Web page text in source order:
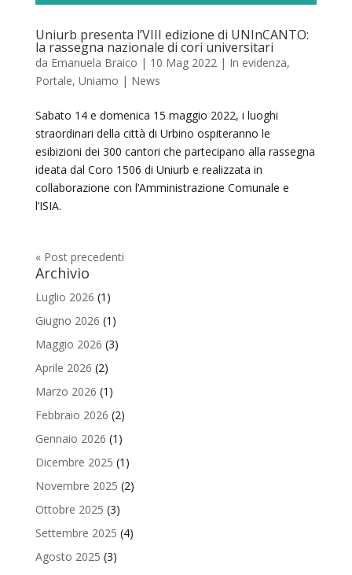
Uniurb presenta l’VIII edizione di UNInCANTO:
la rassegna nazionale di cori universitari
da Emanuela Braico | 10 Mag 2022| In evidenza,
Portale, Uniamo | News
Sabato 14 e domenica 15 maggio 2022, i luoghi
straordinari della città di Urbino ospiteranno le
esibizioni dei 300 cantori che partecipano alla rassegna
ideata dal Coro 1506 di Uniurb e realizzata in
collaborazione con l’Amministrazione Comunale e
l’ISIA.
« Post precedenti
Archivio
Luglio 2026 (1)
Giugno 2026 (1)
Maggio 2026 (3)
Aprile 2026 (2)
Marzo 2026 (1)
Febbraio 2026 (2)
Gennaio 2026 (1)
Dicembre 2025 (1)
Novembre 2025 (2)
Ottobre 2025 (3)
Settembre 2025 (4)
Agosto 2025 (3)